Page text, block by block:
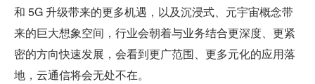
和 5G 升级带来的更多机遇，以及沉浸式、元宇宙概念带
来的巨大想象空间，行业会朝着与业务结合更深度、更紧
密的方向快速发展，会看到更广范围、更多元化的应用落
地，云通信将会无处不在。